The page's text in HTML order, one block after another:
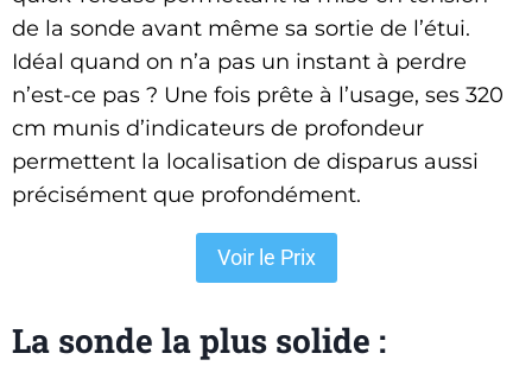
de la sonde avant même sa sortie de l’étui.
Idéal quand on n’a pas un instant à perdre
n’est-ce pas ? Une fois prête à l’usage, ses 320
cm munis d’indicateurs de profondeur
permettent la localisation de disparus aussi
précisément que profondément.
Voir le Prix
La sonde la plus solide :